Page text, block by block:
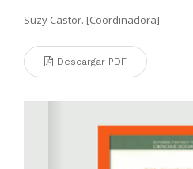
Suzy Castor. [Coordinadora]
Descargar PDF